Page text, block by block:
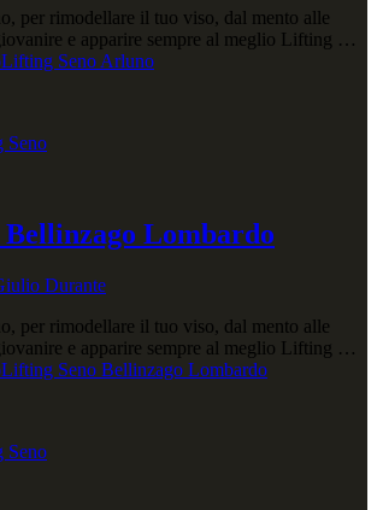
per rimodellare il tuo viso, dal mento alle
e apparire sempre al meglio Lifting …
Seno Arluno
Seno
Lombardo
Durante
per rimodellare il tuo viso, dal mento alle
e apparire sempre al meglio Lifting …
Seno Bellinzago Lombardo
Seno